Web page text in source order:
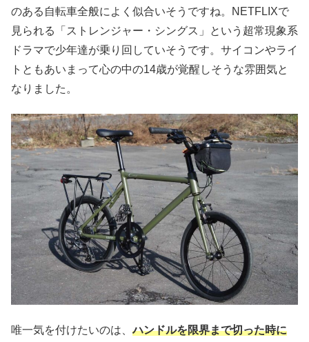
のある自転車全般によく似合いそうですね。NETFLIXで
見られる「ストレンジャー・シングス」という超常現象系
ドラマで少年達が乗り回していそうです。サイコンやライ
トともあいまって心の中の14歳が覚醒しそうな雰囲気と
なりました。
唯一気を付けたいのは、ハンドルを限界まで切った時に